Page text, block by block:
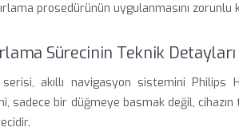
prosedürünün uygulanmasını zorunlu
Sürecinin Teknik
akıllı navigasyon sistemini Philips
sadece bir düğmeye basmak değil,